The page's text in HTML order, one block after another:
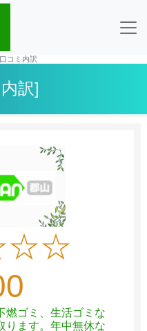
口コミ内訳
訳]
燃ゴミ、生活ゴミな
ります。年中無休な